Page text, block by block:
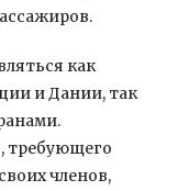
как
и Дании, так
требующего
членов,